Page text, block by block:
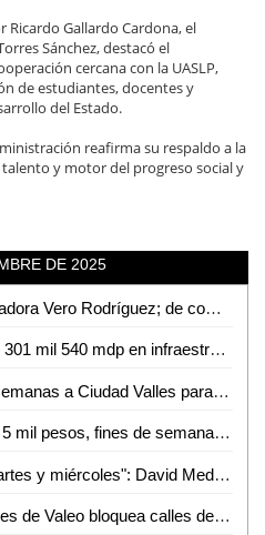
Gallardo Cardona, el
Sánchez, destacó el
cercana con la UASLP,
de estudiantes, docentes y
del Estado.
reafirma su respaldo a la
y motor del progreso social y
DE 2025
Exhiben lujoso outfit de senadora Vero Rodríguez; de comprar en las vías a presumir vestido de 240 mil pesos
Comprometida inversión de 301 mil 540 mdp en infraestructura y transporte: Gobierno de México
Conagua da plazo de seis semanas a Ciudad Valles para frenar descargas ilegales en el río
Aunque multas superan los 5 mil pesos, fines de semana en Valles se llenan de conductores ebrios y drogados
"No paguen parquímetro martes y miércoles": David Medina
Manifestación de trabajadores de Valeo bloquea calles del primer cuadro de la capital potosina